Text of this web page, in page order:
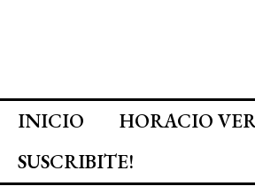
INICIO HORACIO
SUSCRIBITE!